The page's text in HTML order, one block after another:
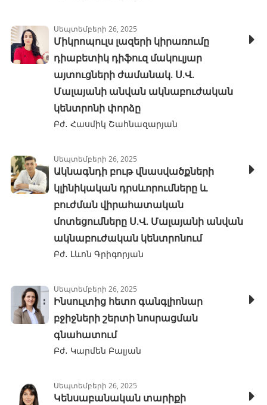
Սեպտեմբերի 26, 2025
Միկրոպուլս լազերի կիրառումը
դիաբետիկ դիֆուզ մակուլյար
այտուցների ժամանակ. Ս.Վ.
Մալայանի անվան ակնաբուժական
կենտրոնի փորձը
Բժ․ Հասմիկ Շահնազարյան
Սեպտեմբերի 26, 2025
Ակնագնդի բութ վնասվածքների
կլինիկական դրսևորումները և
բուժման վիրահատական
մոտեցումները Ս.Վ. Մալայանի անվան
ակնաբուժական կենտրոնում
Բժ․ Լևոն Գրիգորյան
Սեպտեմբերի 26, 2025
Ինսուլտից հետո գանգլիոնար
բջիջների շերտի նոսրացման
գնահատում
Բժ․ Կարմեն Բալյան
Սեպտեմբերի 26, 2025
Կենսաբանական տարիքի